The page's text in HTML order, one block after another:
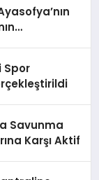
Spor
Savunma
Karşı Aktif